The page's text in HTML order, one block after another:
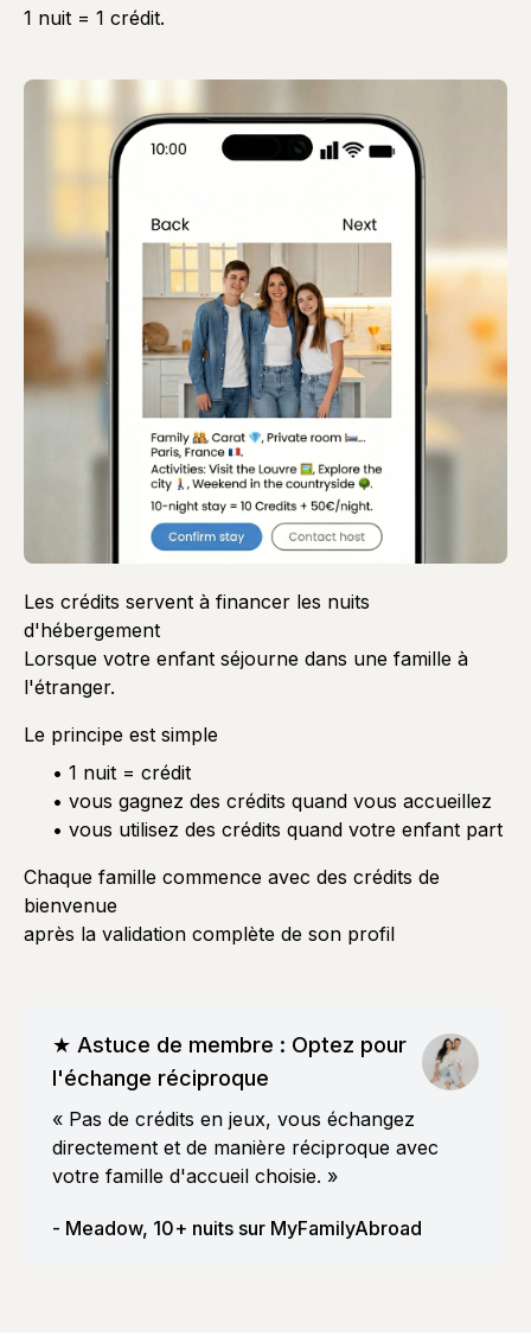
1 nuit = 1 crédit.
Les crédits servent à financer les nuits
d'hébergement
Lorsque votre enfant séjourne dans une famille à
l'étranger.
Le principe est simple
• 1 nuit = crédit
• vous gagnez des crédits quand vous accueillez
• vous utilisez des crédits quand votre enfant part
Chaque famille commence avec des crédits de
bienvenue
après la validation complète de son profil
★ Astuce de membre : Optez pour
l'échange réciproque
« Pas de crédits en jeux, vous échangez
directement et de manière réciproque avec
votre famille d'accueil choisie. »
- Meadow, 10+ nuits sur MyFamilyAbroad